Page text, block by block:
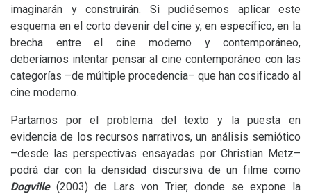
imaginarán y construirán. Si pudiésemos aplicar este
esquema en el corto devenir del cine y, en específico, en la
brecha entre el cine moderno y contemporáneo,
deberíamos intentar pensar al cine contemporáneo con las
categorías –de múltiple procedencia– que han cosificado al
cine moderno.
Partamos por el problema del texto y la puesta en
evidencia de los recursos narrativos, un análisis semiótico
–desde las perspectivas ensayadas por Christian Metz–
podrá dar con la densidad discursiva de un filme como
Dogville(2003) de Lars von Trier, donde se expone la